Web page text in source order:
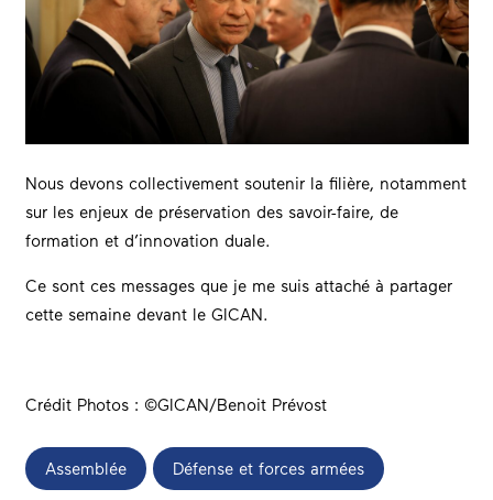
Nous devons collectivement soutenir la filière, notamment
sur les enjeux de préservation des savoir-faire, de
formation et d’innovation duale.
Ce sont ces messages que je me suis attaché à partager
cette semaine devant le GICAN.
Crédit Photos : ©GICAN/Benoit Prévost
Assemblée Défense et forces armées